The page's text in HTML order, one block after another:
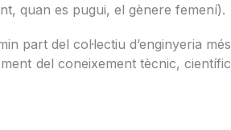
quan es pugui, el gènere femení).
part del col·lectiu d’enginyeria més
del coneixement tècnic, científic